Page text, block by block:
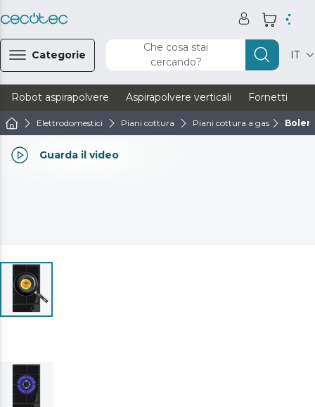
Categorie
Che cosa stai
cercando?
IT
Robot aspirapolvere Aspirapolvere verticali Fornetti
Elettrodomestici Piani cottura Piani cottura a gas
Guarda il video